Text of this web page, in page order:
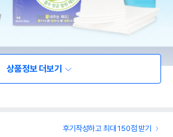
상품정보 더보기
후기작성하고 최대 150점 받기